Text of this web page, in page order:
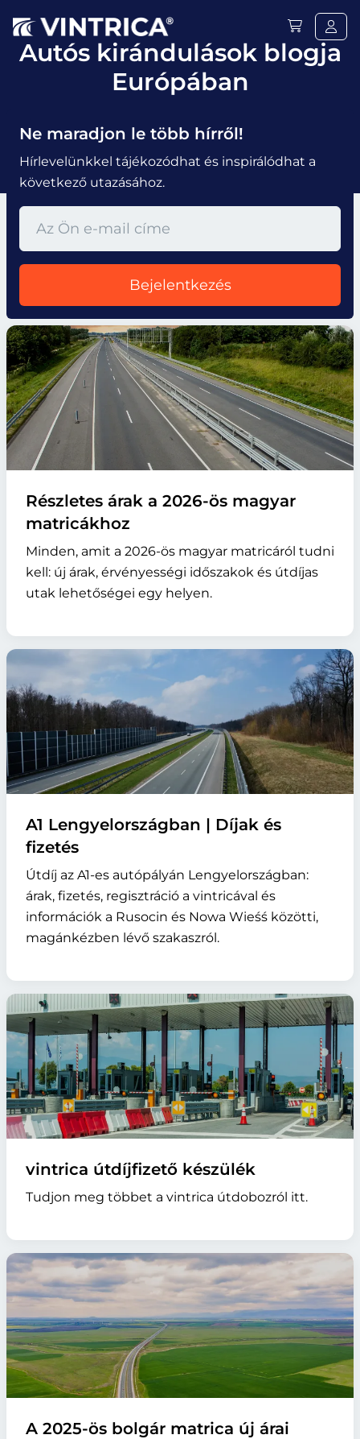
Autós kirándulások blogja
Európában
Ne maradjon le több hírről!
Hírlevelünkkel tájékozódhat és inspirálódhat a
következő utazásához.
Bejelentkezés
Részletes árak a 2026-ös magyar
matricákhoz
Minden, amit a 2026-ös magyar matricáról tudni
kell: új árak, érvényességi időszakok és útdíjas
utak lehetőségei egy helyen.
A1 Lengyelországban | Díjak és
fizetés
Útdíj az A1-es autópályán Lengyelországban:
árak, fizetés, regisztráció a vintricával és
információk a Rusocin és Nowa Wieśś közötti,
magánkézben lévő szakaszról.
vintrica útdíjfizető készülék
Tudjon meg többet a vintrica útdobozról itt.
A 2025-ös bolgár matrica új árai